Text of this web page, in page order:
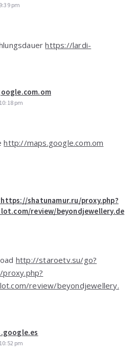
pm
https://lardi-
pm
http://maps.google.com.om
shatunamur.ru/proxy.php?
review/beyondjewellery.de
http://staroetv.su/go?
review/beyondjewellery.
pm